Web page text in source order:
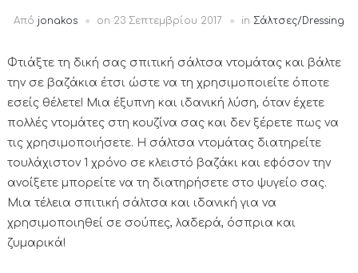
Από jonakos on 23 Σεπτεμβρίου 2017 in Σάλτσες/Dressing
Φτιάξτε τη δική σας σπιτική σάλτσα ντομάτας και βάλτε
την σε βαζάκια έτσι ώστε να τη χρησιμοποιείτε όποτε
εσείς θέλετε! Μια έξυπνη και ιδανική λύση, όταν έχετε
πολλές ντομάτες στη κουζίνα σας και δεν ξέρετε πως να
τις χρησιμοποιήσετε. Η σάλτσα ντομάτας διατηρείτε
τουλάχιστον 1 χρόνο σε κλειστό βαζάκι και εφόσον την
ανοίξετε μπορείτε να τη διατηρήσετε στο ψυγείο σας.
Μια τέλεια σπιτική σάλτσα και ιδανική για να
χρησιμοποιηθεί σε σούπες, λαδερά, όσπρια και
ζυμαρικά!